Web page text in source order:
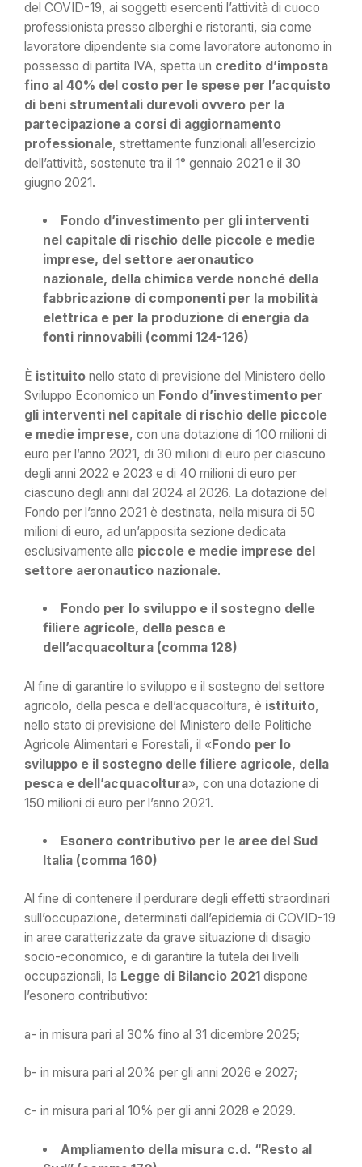
del COVID-19, ai soggetti esercenti l’attività di cuoco
professionista presso alberghi e ristoranti, sia come
lavoratore dipendente sia come lavoratore autonomo in
possesso di partita IVA, spetta un credito d’imposta
fino al 40% del costo per le spese per l’acquisto
di beni strumentali durevoli ovvero per la
partecipazione a corsi di aggiornamento
professionale, strettamente funzionali all’esercizio
dell’attività, sostenute tra il 1° gennaio 2021 e il 30
giugno 2021.
Fondo d’investimento per gli interventi
nel capitale di rischio delle piccole e medie
imprese, del settore aeronautico
nazionale, della chimica verde nonché della
fabbricazione di componenti per la mobilità
elettrica e per la produzione di energia da
fonti rinnovabili (commi 124-126)
È istituito nello stato di previsione del Ministero dello
Sviluppo Economico un Fondo d’investimento per
gli interventi nel capitale di rischio delle piccole
e medie imprese, con una dotazione di 100 milioni di
euro per l’anno 2021, di 30 milioni di euro per ciascuno
degli anni 2022 e 2023 e di 40 milioni di euro per
ciascuno degli anni dal 2024 al 2026. La dotazione del
Fondo per l’anno 2021 è destinata, nella misura di 50
milioni di euro, ad un’apposita sezione dedicata
esclusivamente alle piccole e medie imprese del
settore aeronautico nazionale.
Fondo per lo sviluppo e il sostegno delle
filiere agricole, della pesca e
dell’acquacoltura (comma 128)
Al fine di garantire lo sviluppo e il sostegno del settore
agricolo, della pesca e dell’acquacoltura, è istituito,
nello stato di previsione del Ministero delle Politiche
Agricole Alimentari e Forestali, il «Fondo per lo
sviluppo e il sostegno delle filiere agricole, della
pesca e dell’acquacoltura», con una dotazione di
150 milioni di euro per l’anno 2021.
Esonero contributivo per le aree del Sud
Italia (comma 160)
Al fine di contenere il perdurare degli effetti straordinari
sull’occupazione, determinati dall’epidemia di COVID-19
in aree caratterizzate da grave situazione di disagio
socio-economico, e di garantire la tutela dei livelli
occupazionali, la Legge di Bilancio 2021 dispone
l’esonero contributivo:
a- in misura pari al 30% fino al 31 dicembre 2025;
b- in misura pari al 20% per gli anni 2026 e 2027;
c- in misura pari al 10% per gli anni 2028 e 2029.
Ampliamento della misura c.d. “Resto al